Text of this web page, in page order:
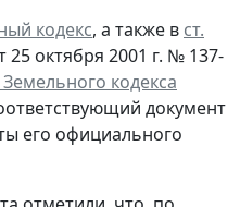
кодекс, а также в ст.
октября 2001 г. № 137-
кодекса
документ
его официального